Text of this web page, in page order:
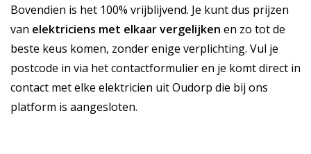
Bovendien is het 100% vrijblijvend. Je kunt dus prijzen
van elektriciens met elkaar vergelijken en zo tot de
beste keus komen, zonder enige verplichting. Vul je
postcode in via het contactformulier en je komt direct in
contact met elke elektricien uit Oudorp die bij ons
platform is aangesloten.